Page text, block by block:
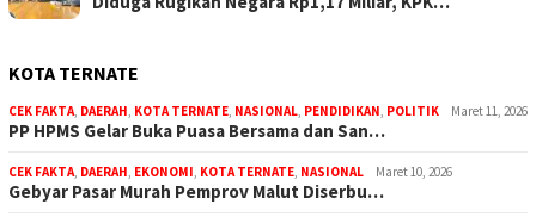
KOTA TERNATE
CEK FAKTA, DAERAH, KOTA TERNATE, NASIONAL, PENDIDIKAN, POLITIK Maret 11, 2026
PP HPMS Gelar Buka Puasa Bersama dan San…
CEK FAKTA, DAERAH, EKONOMI, KOTA TERNATE, NASIONAL Maret 10, 2026
Gebyar Pasar Murah Pemprov Malut Diserbu…